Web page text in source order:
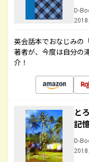
D-
英会話本でおなじみの
著者が、今度は自分の
介！
と
記
D-